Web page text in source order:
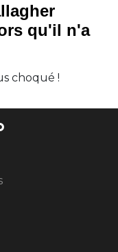
qu'il n'a
choqué !